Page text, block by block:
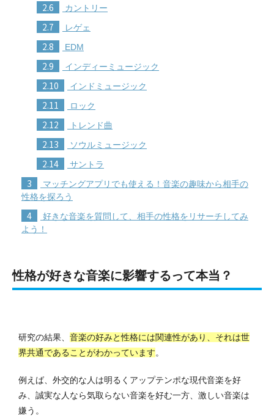
2.6 カントリー
2.7 レゲェ
2.8 EDM
2.9 インディーミュージック
2.10 インドミュージック
2.11 ロック
2.12 トレンド曲
2.13 ソウルミュージック
2.14 サントラ
3
マッチングアプリでも使える！音楽の趣味から相手の
性格を探ろう
4
好きな音楽を質問して、相手の性格をリサーチしてみ
よう！
性格が好きな音楽に影響するって本当？
研究の結果、 音楽の好みと性格には関連性があり、それは世
界共通であることがわかっています。
例えば、外交的な人は明るくアップテンポな現代音楽を好
み、誠実な人なら気取らない音楽を好む一方、激しい音楽は
嫌う。